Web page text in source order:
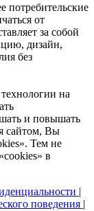
потребительские
от
за собой
дизайн,
без
на
и повышать
сайтом, Вы
Тем не
в
|
поведения |